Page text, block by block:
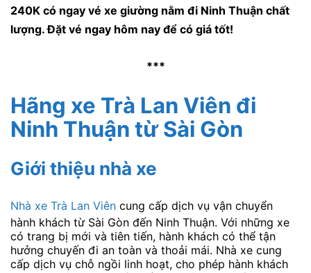
240K có ngay vé xe giường nằm đi Ninh Thuận chất
lượng. Đặt vé ngay hôm nay để có giá tốt!
***
Hãng xe Trà Lan Viên đi
Ninh Thuận từ Sài Gòn
Giới thiệu nhà xe
Nhà xe Trà Lan Viên cung cấp dịch vụ vận chuyển
hành khách từ Sài Gòn đến Ninh Thuận. Với những xe
có trang bị mới và tiên tiến, hành khách có thể tận
hưởng chuyến đi an toàn và thoải mái. Nhà xe cung
cấp dịch vụ chỗ ngồi linh hoạt, cho phép hành khách